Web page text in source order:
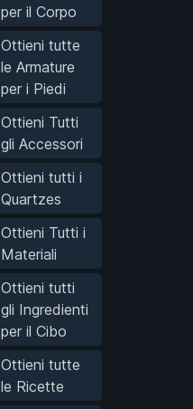
per il Corpo
Ottieni tutte
le Armature
per i Piedi
Ottieni Tutti
gli Accessori
Ottieni tutti i
Quartzes
Ottieni Tutti i
Materiali
Ottieni tutti
gli Ingredienti
per il Cibo
Ottieni tutte
le Ricette